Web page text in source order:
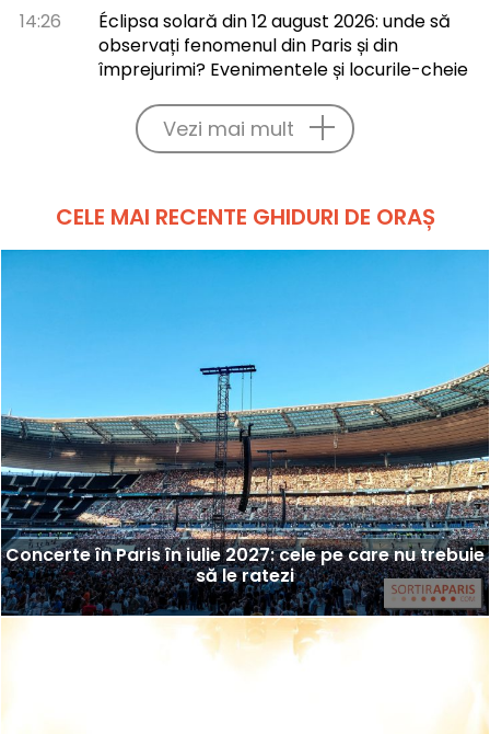
14:26
Éclipsa solară din 12 august 2026: unde să
observați fenomenul din Paris și din
împrejurimi? Evenimentele și locurile-cheie
Vezi mai mult
CELE MAI RECENTE GHIDURI DE ORAȘ
Concerte în Paris în iulie 2027: cele pe care nu trebuie
să le ratezi